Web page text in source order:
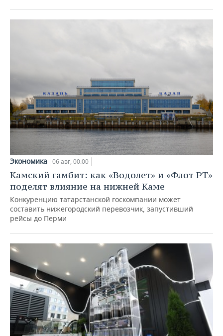
Экономика 06 авг, 00:00
Камский гамбит: как «Водолет» и «Флот РТ»
поделят влияние на нижней Каме
Конкуренцию татарстанской госкомпании может
составить нижегородский перевозчик, запустивший
рейсы до Перми